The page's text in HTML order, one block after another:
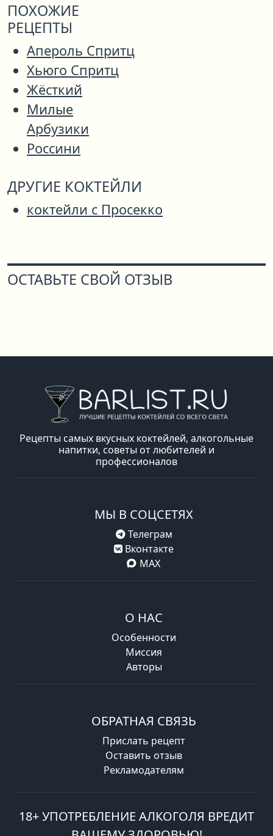
ПОХОЖИЕ
РЕЦЕПТЫ
Апероль Спритц
Хьюго Спритц
Жёсткий
Милые
Арбузики
Россини
ДРУГИЕ КОКТЕЙЛИ
коктейли с Просекко
ОСТАВЬТЕ СВОЙ ОТЗЫВ
Рецепты самых вкусных коктейлей, алкогольные
напитки, советы от любителей и
профессионалов
МЫ В СОЦСЕТЯХ
Телеграм
Вконтакте
MAX
О НАС
Особенности
Миссия
Авторы
ОБРАТНАЯ СВЯЗЬ
Прислать рецепт
Оставить отзыв
Рекламодателям
18+ УПОТРЕБЛЕНИЕ АЛКОГОЛЯ ВРЕДИТ